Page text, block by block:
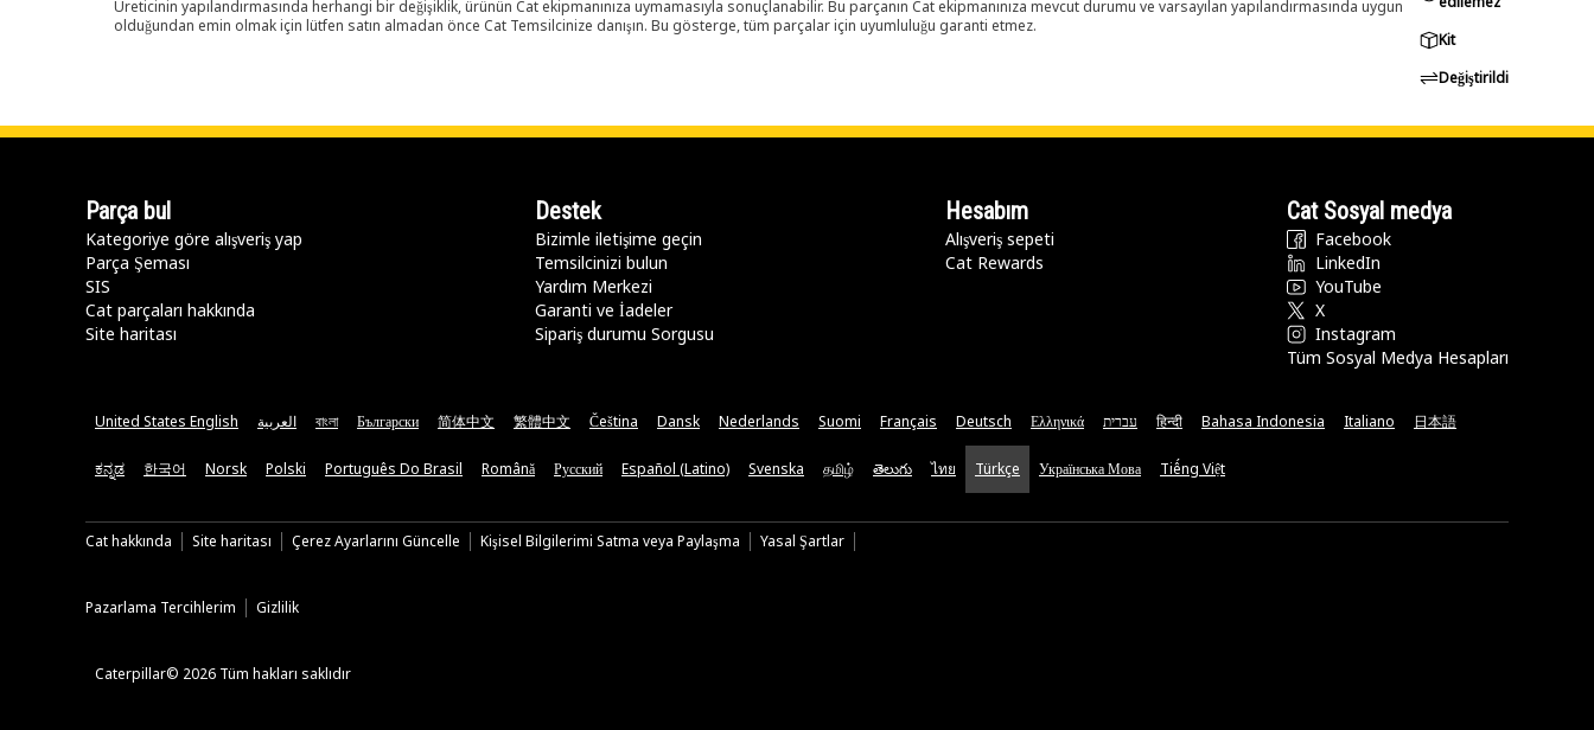
Üreticinin yapılandırmasında herhangi bir değişiklik, ürünün Cat ekipmanınıza uymamasıyla sonuçlanabilir. Bu parçanın Cat ekipmanınıza mevcut durumu ve varsayılan yapılandırmasında uygun
olduğundan emin olmak için lütfen satın almadan önce Cat Temsilcinize danışın. Bu gösterge, tüm parçalar için uyumluluğu garanti etmez.
Kit
Değiştirildi
Parça bul
Kategoriye göre alışveriş yap
Parça Şeması
SIS
Cat parçaları hakkında
Site haritası
Destek
Bizimle iletişime geçin
Temsilcinizi bulun
Yardım Merkezi
Garanti ve İadeler
Sipariş durumu Sorgusu
Hesabım
Alışveriş sepeti
Cat Rewards
Cat Sosyal medya
Facebook
LinkedIn
YouTube
X
Instagram
Tüm Sosyal Medya Hesapları
United States English العربية বাংলা Български 简体中文 繁體中文 Čeština Dansk Nederlands Suomi Français Deutsch Ελληνικά עברית हिन्दी Bahasa Indonesia Italiano 日本語
ಕನ್ನಡ 한국어 Norsk Polski Português Do Brasil Română Русский Español (Latino) Svenska தமிழ் తెలుగు ไทย Türkçe Українська Мова Tiếng Việt
Cat hakkında Site haritası Çerez Ayarlarını Güncelle Kişisel Bilgilerimi Satma veya Paylaşma Yasal Şartlar
Pazarlama Tercihlerim Gizlilik
Caterpillar© 2026 Tüm hakları saklıdır